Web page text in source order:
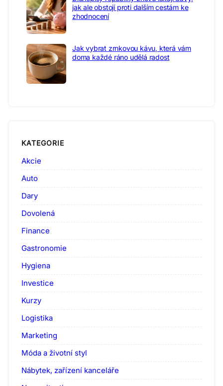
jak ale obstojí proti dalším cestám ke
zhodnocení
Jak vybrat zrnkovou kávu, která vám
doma každé ráno udělá radost
KATEGORIE
Akcie
Auto
Dary
Dovolená
Finance
Gastronomie
Hygiena
Investice
Kurzy
Logistika
Marketing
Móda a životní styl
Nábytek, zařízení kanceláře